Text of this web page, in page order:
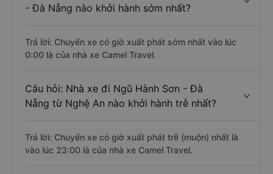
- Đà Nẵng nào khởi hành sớm nhất?
Trả lời: Chuyến xe có giờ xuất phát sớm nhất vào lúc
0:00 là của nhà xe Camel Travel.
Câu hỏi: Nhà xe đi Ngũ Hành Sơn - Đà
Nẵng từ Nghệ An nào khởi hành trễ nhất?
Trả lời: Chuyến xe có giờ xuất phát trễ (muộn) nhất là
vào lúc 23:00 là của nhà xe Camel Travel.